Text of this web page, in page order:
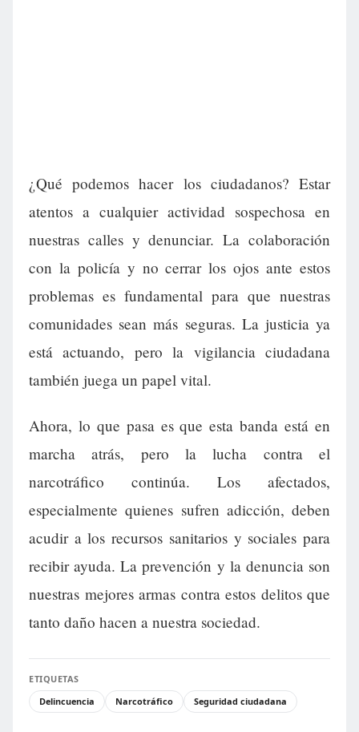
¿Qué podemos hacer los ciudadanos? Estar
atentos a cualquier actividad sospechosa en
nuestras calles y denunciar. La colaboración
con la policía y no cerrar los ojos ante estos
problemas es fundamental para que nuestras
comunidades sean más seguras. La justicia ya
está actuando, pero la vigilancia ciudadana
también juega un papel vital.
Ahora, lo que pasa es que esta banda está en
marcha atrás, pero la lucha contra el
narcotráfico continúa. Los afectados,
especialmente quienes sufren adicción, deben
acudir a los recursos sanitarios y sociales para
recibir ayuda. La prevención y la denuncia son
nuestras mejores armas contra estos delitos que
tanto daño hacen a nuestra sociedad.
ETIQUETAS
Delincuencia
Narcotráfico Seguridad ciudadana